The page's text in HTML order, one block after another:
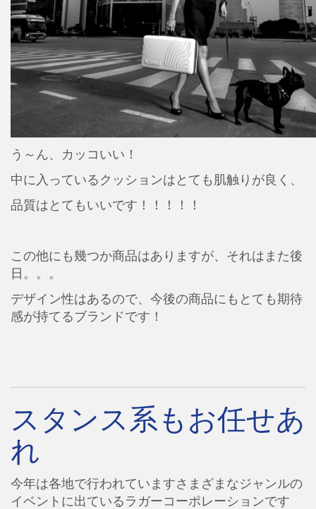
う～ん、カッコいい！
中に入っているクッションはとても肌触りが良く、
品質はとてもいいです！！！！！
この他にも幾つか商品はありますが、それはまた後
日。。。
デザイン性はあるので、今後の商品にもとても期待
感が持てるブランドです！
スタンス系もお任せあ
れ
今年は各地で行われていますさまざまなジャンルの
イベントに出ているラガーコーポレーションです